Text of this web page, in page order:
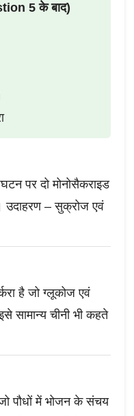
5 के बाद)
पर दो मोनोसैकराइड
– सुक्रोज एवं
है जो ग्लूकोज एवं
सामान्य चीनी भी कहते
पौधों में भोजन के संचय